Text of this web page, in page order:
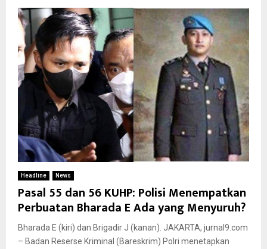
Headline News
Pasal 55 dan 56 KUHP: Polisi Menempatkan
Perbuatan Bharada E Ada yang Menyuruh?
Bharada E (kiri) dan Brigadir J (kanan). JAKARTA, jurnal9.com
– Badan Reserse Kriminal (Bareskrim) Polri menetapkan